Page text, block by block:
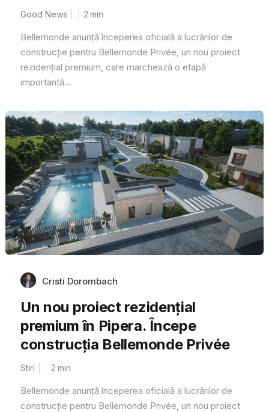
Good News 2 min
Bellemonde anunță începerea oficială a lucrărilor de
construcție pentru Bellemonde Privée, un nou proiect
rezidențial premium, care marchează o etapă
importantă...
Cristi Dorombach
Un nou proiect rezidențial
premium în Pipera. Începe
construcția Bellemonde Privée
Stiri 2 min
Bellemonde anunță începerea oficială a lucrărilor de
construcție pentru Bellemonde Privée, un nou proiect